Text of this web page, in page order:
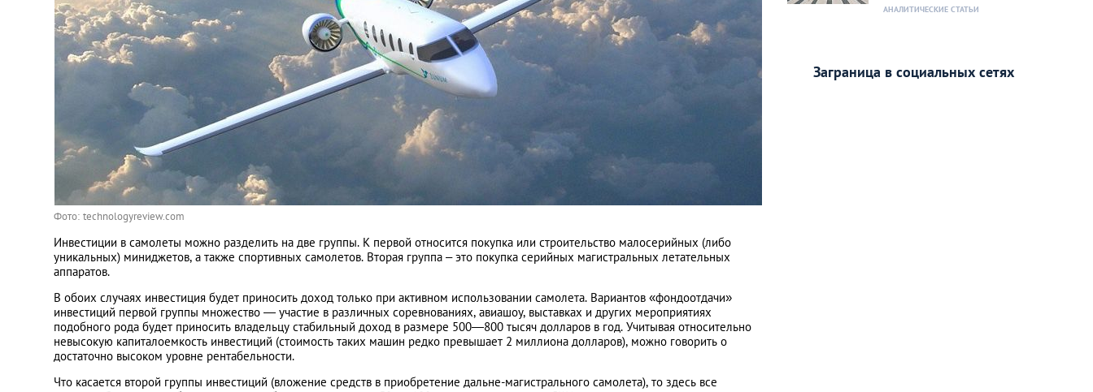
Фото: technologyreview.com
Инвестиции в самолеты можно разделить на две группы. К первой относится покупка или строительство малосерийных (либо
уникальных) миниджетов, а также спортивных самолетов. Вторая группа – это покупка серийных магистральных летательных
аппаратов.
В обоих случаях инвестиция будет приносить доход только при активном использовании самолета. Вариантов «фондоотдачи»
инвестиций первой группы множество — участие в различных соревнованиях, авиашоу, выставках и других мероприятиях
подобного рода будет приносить владельцу стабильный доход в размере 500—800 тысяч долларов в год. Учитывая относительно
невысокую капиталоемкость инвестиций (стоимость таких машин редко превышает 2 миллиона долларов), можно говорить о
достаточно высоком уровне рентабельности.
Что касается второй группы инвестиций (вложение средств в приобретение дальне-магистрального самолета), то здесь все
АНАЛИТИЧЕСКИЕ СТАТЬИ
Заграница в социальных сетях